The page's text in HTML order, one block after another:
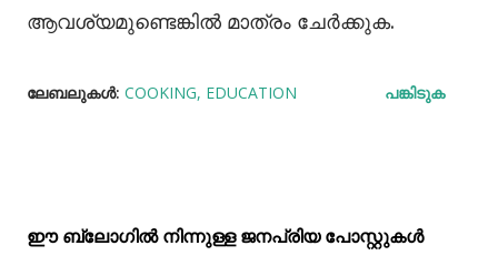
ആവശ്യമുണ്ടെങ്കിൽ മാത്രം ചേർക്കുക.
ലേബലുകള്‍: COOKING EDUCATION പങ്കിടുക
ഈ ബ്ലോഗിൽ നിന്നുള്ള ജനപ്രിയ പോസ്റ്റുകള്‍‌